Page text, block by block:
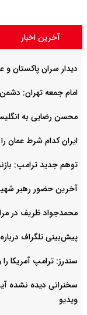
آخرین اخبار
دیدار سران پاکستان و
امام جمعه تهران:
محسن رضایی به
ایران کدام شرط عمان
توهم جدید ترامپ:
آخرین حضور رهبر
محمدجواد ظریف در
پیش‌بینی تلگراف
سندرز: ترامپ آمریکا
ویدیو